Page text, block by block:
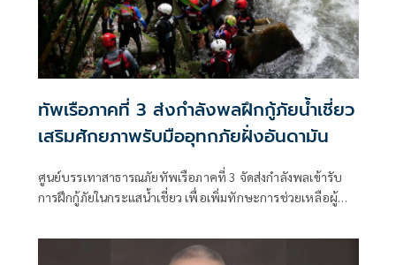
ทัพเรือภาคที่ 3 ส่งกำลังพลฝึกกู้ภัยน้ำเชี่ยว
เสริมศักยภาพรับมืออุทกภัยฝั่งอันดามัน
ศูนย์บรรเทาสาธารณภัยทัพเรือภาคที่ 3 จัดส่งกำลังพลเข้ารับ
การฝึกกู้ภัยในกระแสน้ำเชี่ยว เพื่อเพิ่มทักษะการช่วยเหลือผู้